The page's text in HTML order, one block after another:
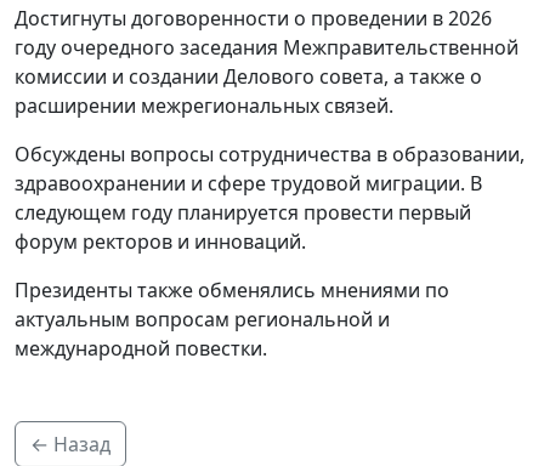
Достигнуты договоренности о проведении в 2026
году очередного заседания Межправительственной
комиссии и создании Делового совета, а также о
расширении межрегиональных связей.
Обсуждены вопросы сотрудничества в образовании,
здравоохранении и сфере трудовой миграции. В
следующем году планируется провести первый
форум ректоров и инноваций.
Президенты также обменялись мнениями по
актуальным вопросам региональной и
международной повестки.
← Назад